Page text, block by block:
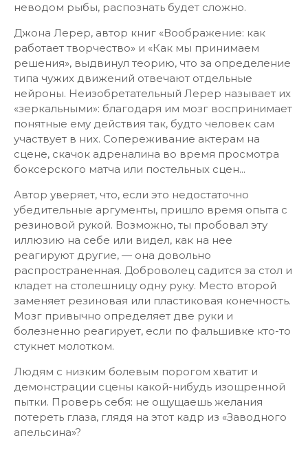
неводом рыбы, распознать будет сложно.
Джона Лерер, автор книг «Воображение: как
работает творчество» и «Как мы принимаем
решения», выдвинул теорию, что за определение
типа чужих движений отвечают отдельные
нейроны. Неизобретательный Лерер называет их
«зеркальными»: благодаря им мозг воспринимает
понятные ему действия так, будто человек сам
участвует в них. Сопереживание актерам на
сцене, скачок адреналина во время просмотра
боксерского матча или постельных сцен...
Автор уверяет, что, если это недостаточно
убедительные аргументы, пришло время опыта с
резиновой рукой. Возможно, ты пробовал эту
иллюзию на себе или видел, как на нее
реагируют другие, — она довольно
распространенная. Доброволец садится за стол и
кладет на столешницу одну руку. Место второй
заменяет резиновая или пластиковая конечность.
Мозг привычно определяет две руки и
болезненно реагирует, если по фальшивке кто-то
стукнет молотком.
Людям с низким болевым порогом хватит и
демонстрации сцены какой-нибудь изощренной
пытки. Проверь себя: не ощущаешь желания
потереть глаза, глядя на этот кадр из «Заводного
апельсина»?